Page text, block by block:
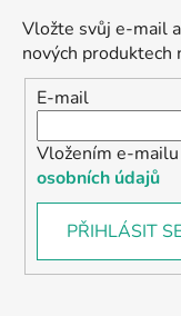
Vložte svůj e-mail
nových produktech
E-mail
Vložením e-
osobních údajů
PŘIHLÁSIT